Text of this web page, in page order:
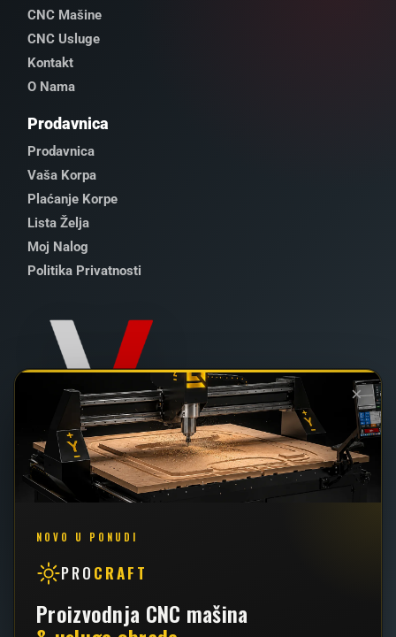
CNC Mašine
CNC Usluge
Kontakt
O Nama
Prodavnica
Prodavnica
Vaša Korpa
Plaćanje Korpe
Lista Želja
Moj Nalog
Politika Privatnosti
022 / 2 - 102 - 111
062 / 426 - 034
×
NOVO U PONUDI
PRO CRAFT
Proizvodnja CNC mašina